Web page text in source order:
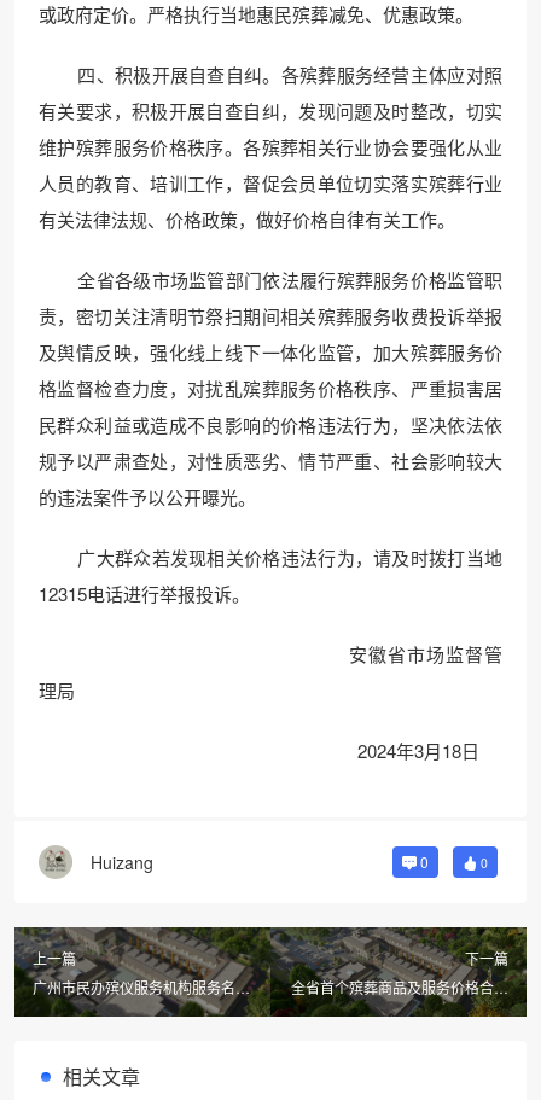
或政府定价。严格执行当地惠民殡葬减免、优惠政策。
四、积极开展自查自纠。各殡葬服务经营主体应对照
有关要求，积极开展自查自纠，发现问题及时整改，切实
维护殡葬服务价格秩序。各殡葬相关行业协会要强化从业
人员的教育、培训工作，督促会员单位切实落实殡葬行业
有关法律法规、价格政策，做好价格自律有关工作。
全省各级市场监管部门依法履行殡葬服务价格监管职
责，密切关注清明节祭扫期间相关殡葬服务收费投诉举报
及舆情反映，强化线上线下一体化监管，加大殡葬服务价
格监督检查力度，对扰乱殡葬服务价格秩序、严重损害居
民群众利益或造成不良影响的价格违法行为，坚决依法依
规予以严肃查处，对性质恶劣、情节严重、社会影响较大
的违法案件予以公开曝光。
广大群众若发现相关价格违法行为，请及时拨打当地
12315电话进行举报投诉。
安徽省市场监督管
理局
2024年3月18日
Huizang 0 0
上一篇
广州市民办殡仪服务机构服务名录
（2024年1月）
下一篇
全省首个殡葬商品及服务价格合规
指引发布
相关文章